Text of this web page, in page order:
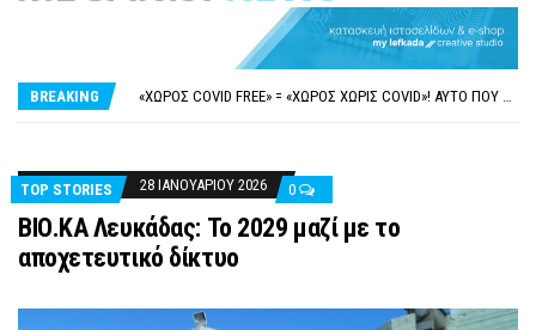
BREAKING
ΝΥΔΡΊ:ΠΙΆΣΤΗΚΑΝ ΣΤΟ ΞΎΛΟ ΟΙ ΙΔΙΟΚΤΉΤΕΣ ΤΟΥΡΙΣΤΙΚΏΝ ΣΚΑΦΏΝ.
«ΧΏΡΟΣ COVID FREE» = «ΧΏΡΟΣ ΧΩΡΊΣ COVID»! ΑΥΤΌ ΠΟΥ ΚΑΝΕΊΣ ΔΕΝ ΈΧΕΙ ΤΟΛΜΉΣΕΙ ΝΑ ΡΩΤΉΣΕΙ
ΠΕΡΊ ΑΝΑΣΤΟΛΉΣ ΝΗΠΙΑΓΩΓΕΊΩΝ ΣΤΗ ΛΕΥΚΆΔΑ
TOP STORIES
28 ΙΑΝΟΥΑΡΊΟΥ 2026 0
ΒΙΟ.ΚΑ Λευκάδας: Το 2029 μαζί με το
αποχετευτικό δίκτυο